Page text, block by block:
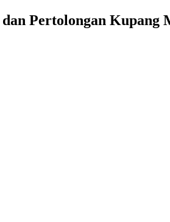
Pertolongan Kupang